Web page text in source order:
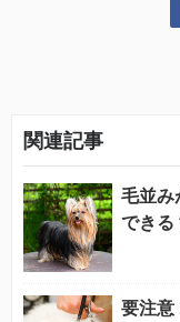
関連記事
毛並み
できる
要注意